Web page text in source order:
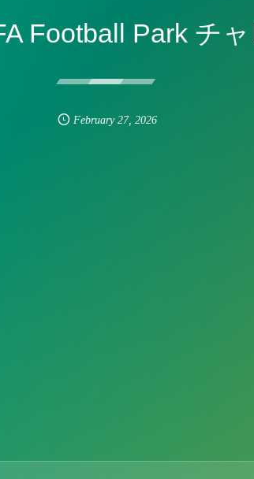
Football Park チ
February 27, 2026